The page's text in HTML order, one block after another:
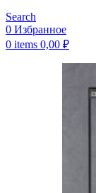
Search
0 Избранное
0 items 0,00 ₽